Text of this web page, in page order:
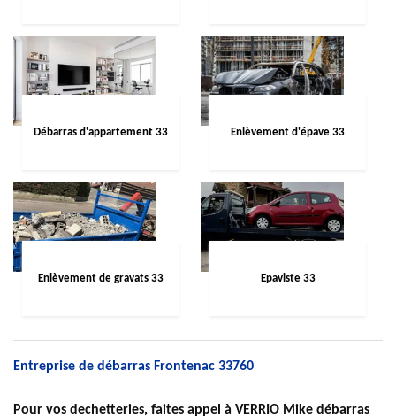
Débarras d'appartement 33 Enlèvement d'épave 33
Enlèvement de gravats 33 Epaviste 33
Entreprise de débarras Frontenac 33760
Pour vos dechetteries, faites appel à VERRIO Mike débarras